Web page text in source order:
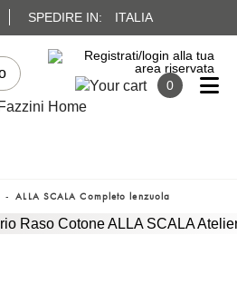
SPEDIRE IN: ITALIA
0
ALLA SCALA Completo lenzuola